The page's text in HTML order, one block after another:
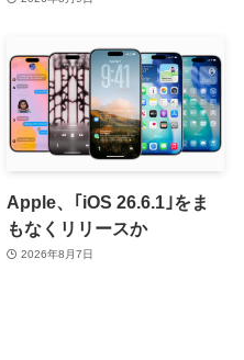
Apple、｢iOS 26.6.1｣をま
もなくリリースか
2026年8月7日